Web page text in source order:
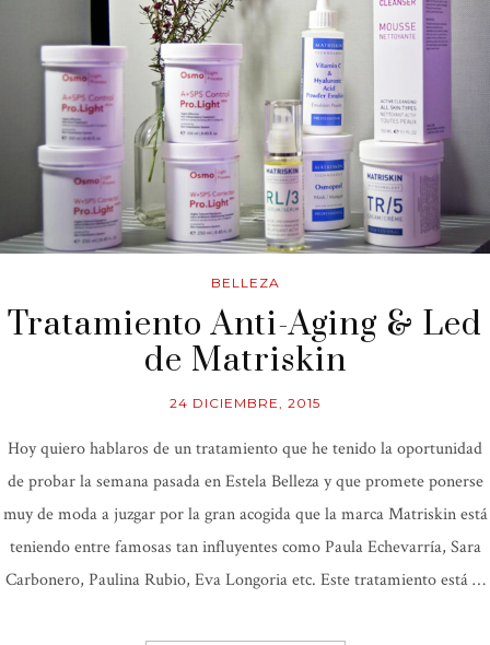
BELLEZA
Tratamiento Anti-Aging & Led
de Matriskin
24 DICIEMBRE, 2015
Hoy quiero hablaros de un tratamiento que he tenido la oportunidad
de probar la semana pasada en Estela Belleza y que promete ponerse
muy de moda a juzgar por la gran acogida que la marca Matriskin está
teniendo entre famosas tan influyentes como Paula Echevarría, Sara
Carbonero, Paulina Rubio, Eva Longoria etc. Este tratamiento está …